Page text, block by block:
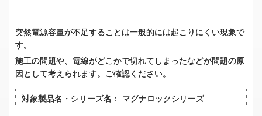
突然電源容量が不足することは一般的には起こりにくい現象で
す。
施工の問題や、電線がどこかで切れてしまったなどが問題の原
因として考えられます。ご確認ください。
対象製品名・シリーズ名： マグナロックシリーズ